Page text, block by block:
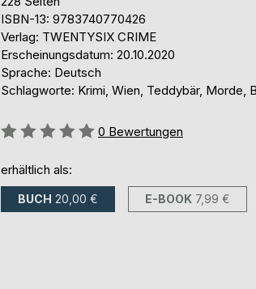
ISBN-13: 9783740770426
Verlag: TWENTYSIX CRIME
Erscheinungsdatum: 20.10.2020
Sprache: Deutsch
Schlagworte: Krimi, Wien, Teddybär, Morde,
Bewertung::
0 Bewertungen
erhältlich als:
BUCH 20,00 € E-BOOK 7,99 €